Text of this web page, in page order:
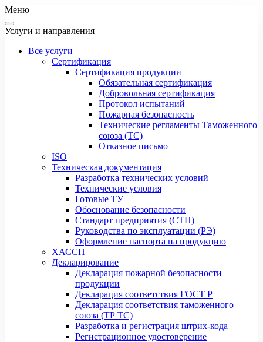
Меню
Услуги и направления
Все услуги
Сертификация
Сертификация продукции
Обязательная сертификация
Добровольная сертификация
Протокол испытаний
Пожарная безопасность
Технические регламенты Таможенного
союза (ТС)
Отказное письмо
ISO
Техническая документация
Разработка технических условий
Технические условия
Готовые ТУ
Обоснование безопасности
Стандарт предприятия (СТП)
Руководства по эксплуатации (РЭ)
Оформление паспорта на продукцию
ХАССП
Декларирование
Декларация пожарной безопасности
продукции
Декларация соответствия ГОСТ Р
Декларация соответствия таможенного
союза (ТР ТС)
Разработка и регистрация штрих-кода
Регистрационное удостоверение